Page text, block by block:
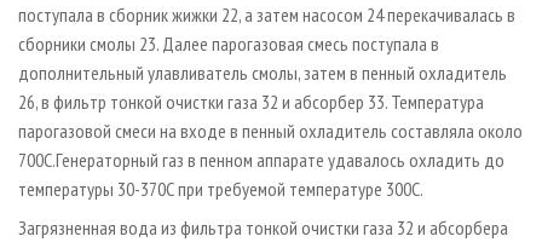
поступала в сборник жижки 22, а затем насосом 24 перекачивалась в
сборники смолы 23. Далее парогазовая смесь поступала в
дополнительный улавливатель смолы, затем в пенный охладитель
26, в фильтр тонкой очистки газа 32 и абсорбер 33. Температура
парогазовой смеси на входе в пенный охладитель составляла около
700С.Генераторный газ в пенном аппарате удавалось охладить до
температуры 30-370С при требуемой температуре 300С.
Загрязненная вода из фильтра тонкой очистки газа 32 и абсорбера